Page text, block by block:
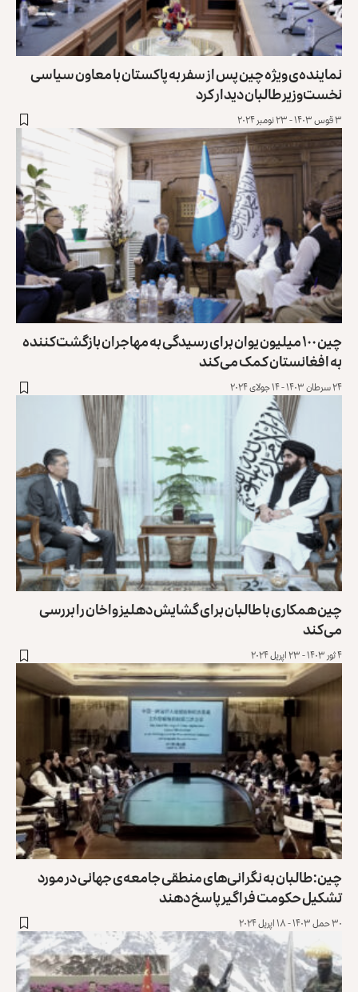
نماینده‌ی ویژه چین پس از سفر به پاکستان با معاون سیاسی
نخست‌وزیر طالبان دیدار کرد
۳ قوس ۱۴۰۳ - ۲۳ نومبر ۲۰۲۴
چین ۱۰۰ میلیون یوان برای رسیدگی به مهاجران بازگشت‌کننده
به افغانستان کمک می‌کند
۲۴ سرطان ۱۴۰۳ - ۱۴ جولای ۲۰۲۴
چین همکاری با طالبان برای گشایش دهلیز واخان را بررسی
می‌کند
۴ ثور ۱۴۰۳ - ۲۳ اپریل ۲۰۲۴
چین: طالبان به نگرانی‌های‌ منطقی جامعه‌ی جهانی در مورد
تشکیل حکومت فراگیر پاسخ دهند
۳۰ حمل ۱۴۰۳ - ۱۸ اپریل ۲۰۲۴